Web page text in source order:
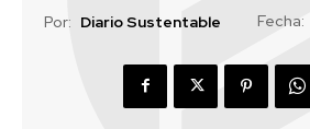
Por: Diario Sustentable Fecha: